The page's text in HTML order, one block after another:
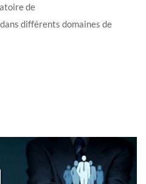
de
différents domaines de